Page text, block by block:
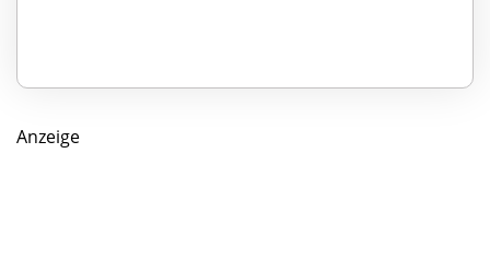
Anzeige